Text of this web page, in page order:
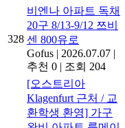
328
비엔나 아파트 독채
20구 8/13-9/12 쯔비
센 800유로
Gofus | 2026.07.07 |
추천 0 | 조회 204
[오스트리아
Klagenfurt 근처 / 교
환학생 환영] 가구